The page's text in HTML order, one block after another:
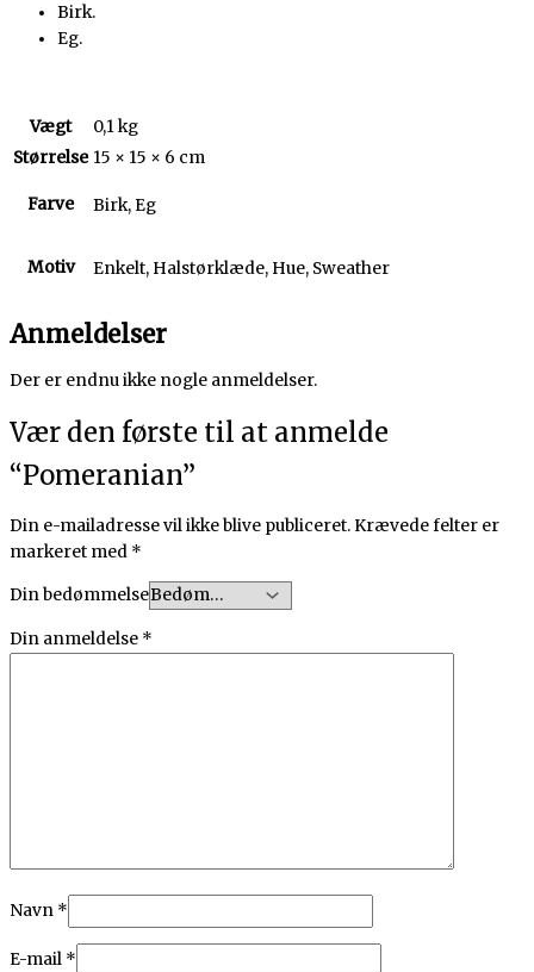
Birk.
Eg.
Vægt
0,1 kg
Størrelse 15 × 15 × 6 cm
Farve Birk, Eg
Motiv Enkelt, Halstørklæde, Hue, Sweather
Anmeldelser
Der er endnu ikke nogle anmeldelser.
Vær den første til at anmelde
“Pomeranian”
Din e-mailadresse vil ikke blive publiceret.Krævede felter er
markeret med *
Din bedømmelse
Din anmeldelse *
Navn *
E-mail *